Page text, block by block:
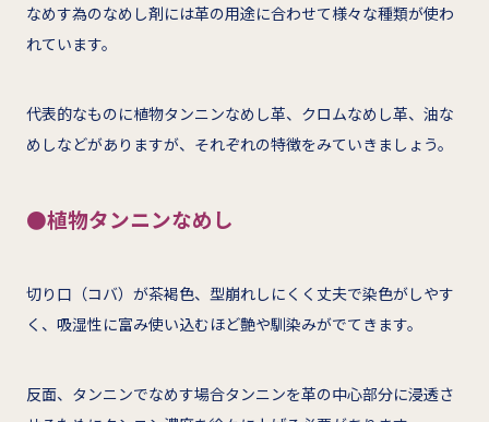
なめす為のなめし剤には革の用途に合わせて様々な種類が使わ
れています。
代表的なものに植物タンニンなめし革、クロムなめし革、油な
めしなどがありますが、それぞれの特徴をみていきましょう。
●植物タンニンなめし
切り口（コバ）が茶褐色、型崩れしにくく丈夫で染色がしやす
く、吸湿性に富み使い込むほど艶や馴染みがでてきます。
反面、タンニンでなめす場合タンニンを革の中心部分に浸透さ